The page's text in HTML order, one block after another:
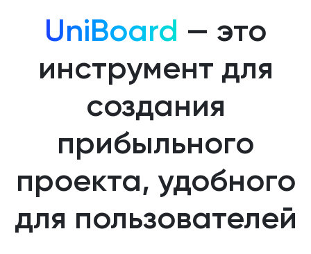
UniBoard — это
инструмент для
создания
прибыльного
проекта, удобного
для пользователей